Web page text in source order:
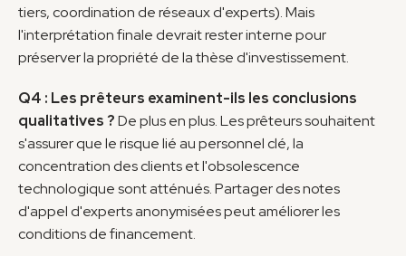
tiers, coordination de réseaux d'experts). Mais
l'interprétation finale devrait rester interne pour
préserver la propriété de la thèse d'investissement.
Q4 : Les prêteurs examinent-ils les conclusions
qualitatives ? De plus en plus. Les prêteurs souhaitent
s'assurer que le risque lié au personnel clé, la
concentration des clients et l'obsolescence
technologique sont atténués. Partager des notes
d'appel d'experts anonymisées peut améliorer les
conditions de financement.